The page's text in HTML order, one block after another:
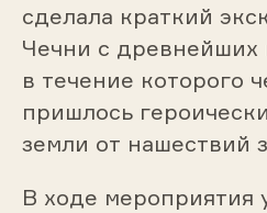
сделала краткий
Чечни с древнейших
в течение которого
пришлось
земли от нашествий
В ходе мероприятия